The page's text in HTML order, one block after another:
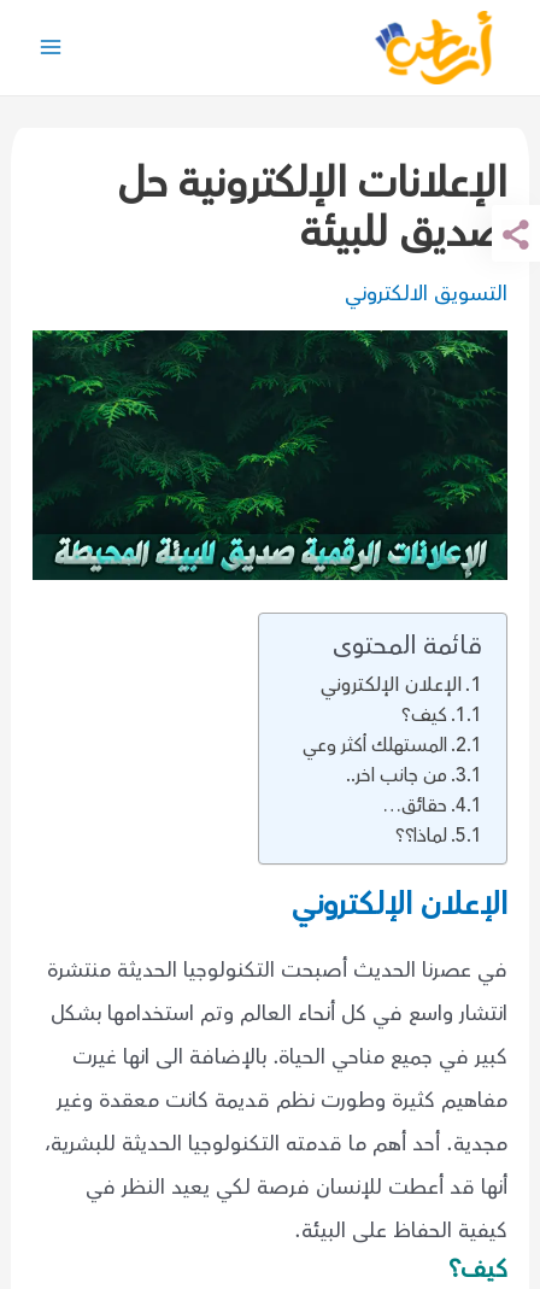
تخطي
الإعلانات الإلكترونية حل
صديق للبيئة
التسويق الالكتروني
قائمة المحتوى
الإعلان الإلكتروني
كيف؟
المستهلك أكثر وعي
من جانب اخر..
حقائق…
لماذا؟؟
الإعلان الإلكتروني
في عصرنا الحديث أصبحت التكنولوجيا الحديثة منتشرة
انتشار واسع في كل أنحاء العالم وتم استخدامها بشكل
كبير في جميع مناحي الحياة. بالإضافة الى انها غيرت
مفاهيم كثيرة وطورت نظم قديمة كانت معقدة وغير
مجدية. أحد أهم ما قدمته التكنولوجيا الحديثة للبشرية،
أنها قد أعطت للإنسان فرصة لكي يعيد النظر في
كيفية الحفاظ على البيئة.
كيف؟